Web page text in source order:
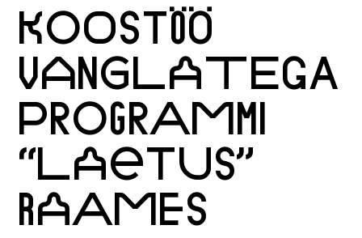
KOOSTÖÖ
VANGLATEGA
PROGRAMMI
“LAETUS”
RAAMES